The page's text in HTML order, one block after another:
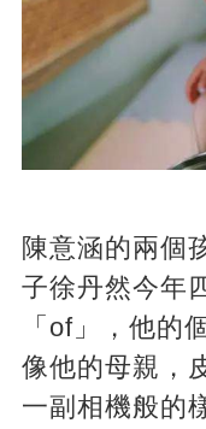
陳意涵的兩個
子徐丹然今年
「of」，他的
像他的母親，
一副相機般的